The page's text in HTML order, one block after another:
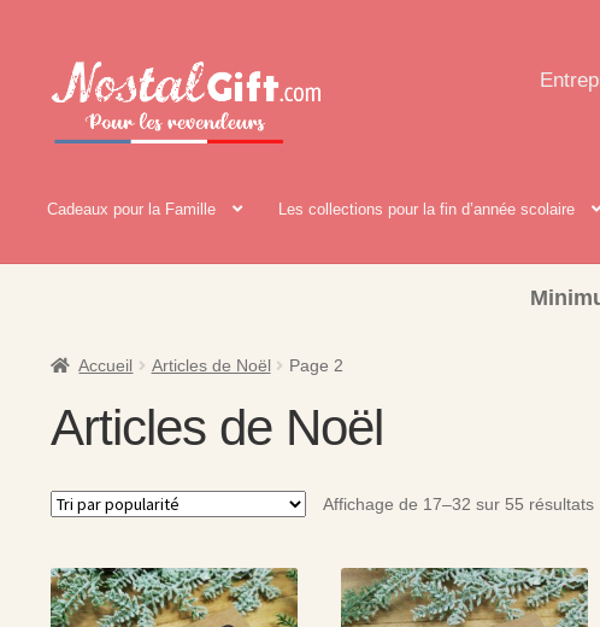
Aller
à
Aller
au
contenu
Cadeaux pour la Famille Les collections pour la fin d’année scolaire
Accueil Articles de Noël Page 2
Articles de Noël
Affichage de 17–32 sur 55 résultats